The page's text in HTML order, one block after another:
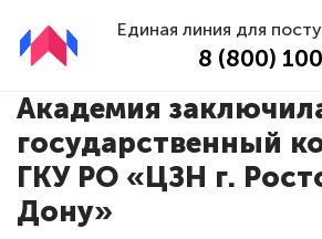
Единая линия для
8 (800)
Академия
государственный
ГКУ РО «ЦЗН г.
Дону»